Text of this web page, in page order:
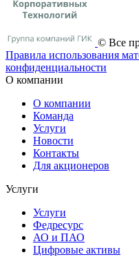
© Все
Правила использования
конфиденциальности
О компании
О компании
Команда
Услуги
Новости
Контакты
Для акционеров
Услуги
Услуги
Федресурс
АО и ПАО
Цифровые активы